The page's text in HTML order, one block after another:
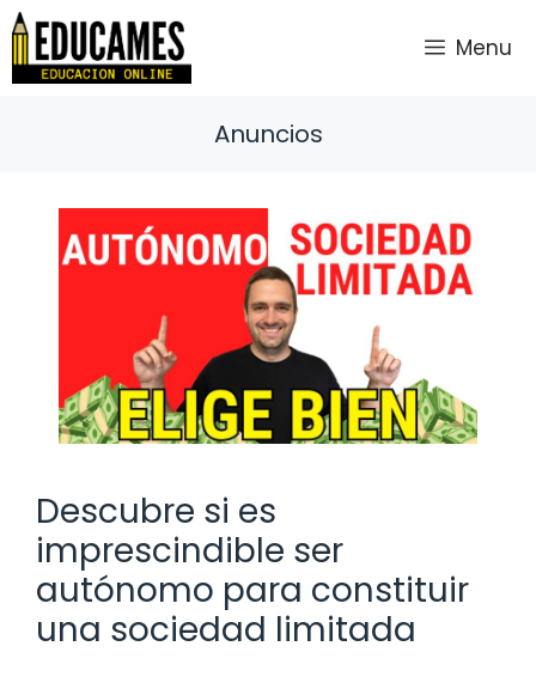
Saltar
contenido
Menu
Anuncios
Descubre si es
imprescindible ser
autónomo para constituir
una sociedad limitada